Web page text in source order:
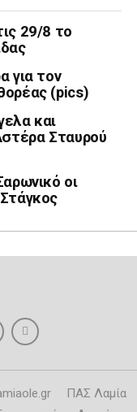
29/8 το
για τον
(pics)
και
Σταυρού
οι
ΠΑΣ Λαμία